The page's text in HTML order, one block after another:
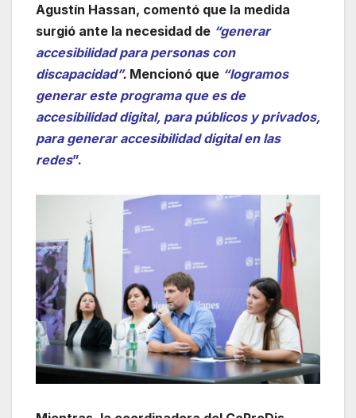
Agustín Hassan, comentó que la medida
surgió ante la necesidad de “generar
accesibilidad para personas con
discapacidad”. Mencionó que “logramos
generar este programa que es de
accesibilidad digital, para públicos y privados,
para generar accesibilidad digital en las
redes”.